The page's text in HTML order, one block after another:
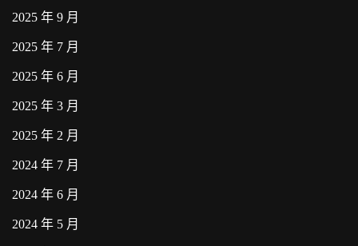
2025 年 9 月
2025 年 7 月
2025 年 6 月
2025 年 3 月
2025 年 2 月
2024 年 7 月
2024 年 6 月
2024 年 5 月